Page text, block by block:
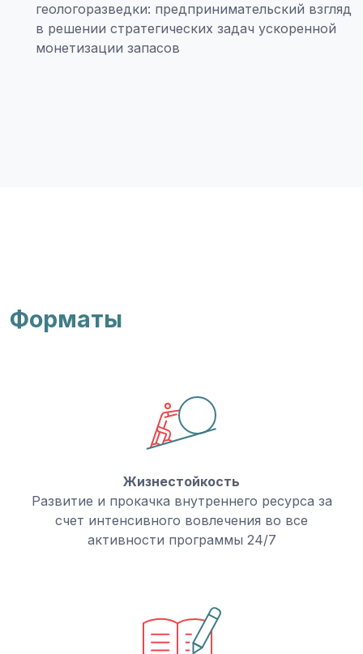
геологоразведки: предпринимательский взгляд
в решении стратегических задач ускоренной
монетизации запасов
Форматы
Жизнестойкость
Развитие и прокачка внутреннего ресурса за
счет интенсивного вовлечения во все
активности программы 24/7